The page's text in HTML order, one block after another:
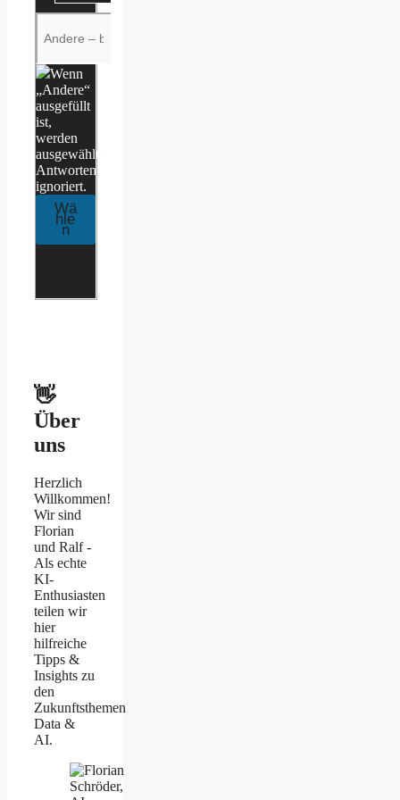
Wenn
„Andere“
ausgefüllt
ist,
werden
ausgewählte
Antworten
ignoriert.
👋
Über
uns
Herzlich
Willkommen!
Wir sind
Florian
und Ralf -
Als echte
KI-
Enthusiasten
teilen wir
hier
hilfreiche
Tipps &
Insights zu
den
Zukunftsthemen
Data &
AI.